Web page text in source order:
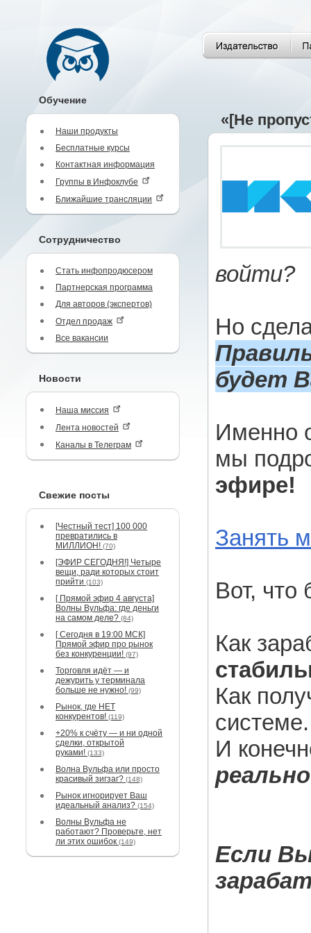
Обучение
Наши продукты
Бесплатные курсы
Контактная информация
Группы в Инфоклубе
Ближайшие трансляции
Сотрудничество
Стать инфопродюсером
Партнерская программа
Для авторов (экспертов)
Отдел продаж
Все вакансии
Новости
Наша миссия
Лента новостей
Каналы в Телеграм
Свежие посты
[Честный тест] 100 000
превратились в
МИЛЛИОН! (70)
[ЭФИР СЕГОДНЯ!] Четыре
вещи, ради которых стоит
прийти (103)
[ Прямой эфир 4 августа]
Волны Вульфа: где деньги
на самом деле? (84)
[ Сегодня в 19:00 МСК]
Прямой эфир про рынок
без конкуренции! (97)
Торговля идёт — и
дежурить у терминала
больше не нужно! (99)
Рынок, где НЕТ
конкурентов! (119)
+20% к счёту — и ни одной
сделки, открытой
руками! (133)
Волна Вульфа или просто
красивый зигзаг? (148)
Рынок игнорирует Ваш
идеальный анализ? (154)
Волны Вульфа не
работают? Проверьте, нет
ли этих ошибок (149)
«[Не
войти?
Но
будет
Именно
мы
эфире!
Занять
Вот, что
Как
Как
системе.
И
Если